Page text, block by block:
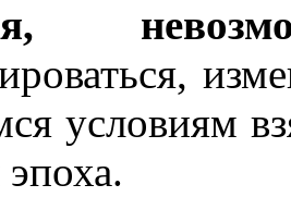
условиям
эпоха.